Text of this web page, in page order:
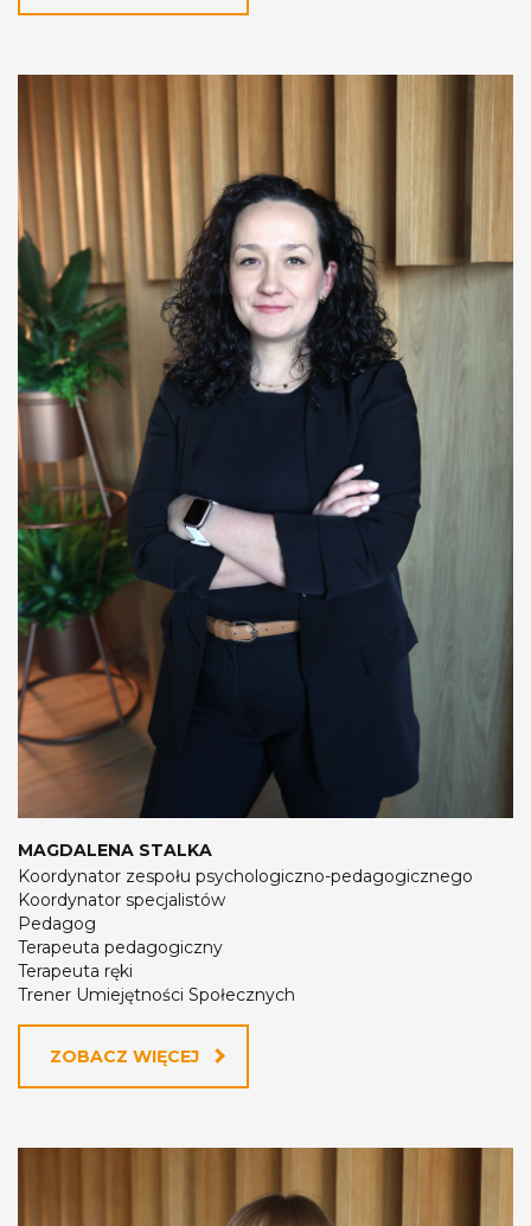
MAGDALENA STALKA
Koordynator zespołu psychologiczno-pedagogicznego
Koordynator specjalistów
Pedagog
Terapeuta pedagogiczny
Terapeuta ręki
Trener Umiejętności Społecznych
ZOBACZ WIĘCEJ